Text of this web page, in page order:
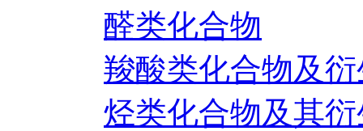
醛类化合物
羧酸类化合物及
烃类化合物及其